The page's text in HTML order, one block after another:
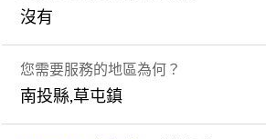
沒有
您需要服務的地區為何？
南投縣,草屯鎮